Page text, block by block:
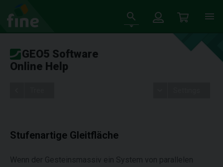
GEO5 Software
Online Help
Stufenartige Gleitfläche
Wenn der Gesteinsmassiv ein System von parallelen